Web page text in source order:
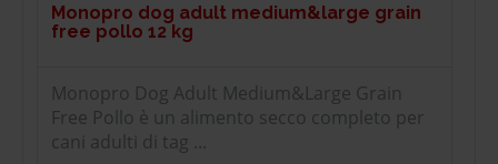
Monopro dog adult medium&large grain
free pollo 12 kg
Monopro Dog Adult Medium&Large Grain
Free Pollo è un alimento secco completo per
cani adulti di tag ...